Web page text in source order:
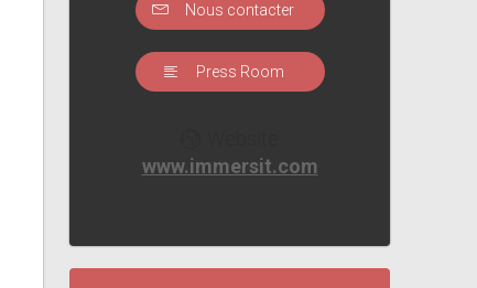
Nous contacter
Press Room
www.immersit.com